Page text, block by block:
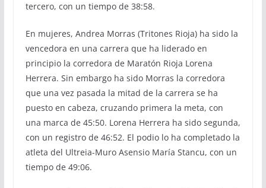
tercero, con un tiempo de 38:58.
En mujeres, Andrea Morras (Tritones Rioja) ha sido la
vencedora en una carrera que ha liderado en
principio la corredora de Maratón Rioja Lorena
Herrera. Sin embargo ha sido Morras la corredora
que una vez pasada la mitad de la carrera se ha
puesto en cabeza, cruzando primera la meta, con
una marca de 45:50. Lorena Herrera ha sido segunda,
con un registro de 46:52. El podio lo ha completado la
atleta del Ultreia-Muro Asensio María Stancu, con un
tiempo de 49:06.